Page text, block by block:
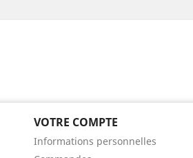
VOTRE COMPTE
Informations personnelles